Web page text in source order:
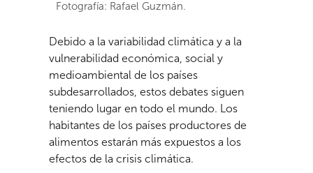
Fotografía: Rafael Guzmán.
Debido a la variabilidad climática y a la
vulnerabilidad económica, social y
medioambiental de los países
subdesarrollados, estos debates siguen
teniendo lugar en todo el mundo. Los
habitantes de los países productores de
alimentos estarán más expuestos a los
efectos de la crisis climática.